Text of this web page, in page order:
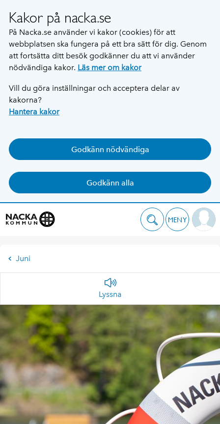
Kakor på nacka.se
På Nacka.se använder vi kakor (cookies) för att
webbplatsen ska fungera på ett bra sätt för dig. Genom
att fortsätta ditt besök godkänner du att vi använder
nödvändiga kakor. Läs mer om kakor
Vill du göra inställningar och acceptera delar av
kakorna?
Hantera kakor
Godkänn nödvändiga
Godkänn alla
MENY
Juni
Lyssna